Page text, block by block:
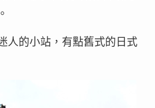
人的小站，有點舊式的日式